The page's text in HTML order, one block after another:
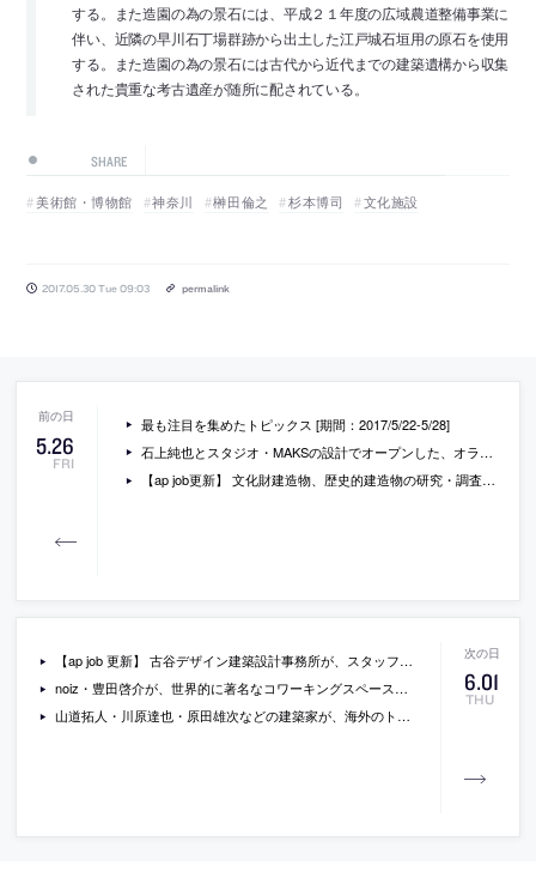
する。また造園の為の景石には、平成２１年度の広域農道整備事業に
伴い、近隣の早川石丁場群跡から出土した江戸城石垣用の原石を使用
する。また造園の為の景石には古代から近代までの建築遺構から収集
された貴重な考古遺産が随所に配されている。
SHARE
美術館・博物館 神奈川 榊田倫之 杉本博司 文化施設
2017.05.30 Tue 09:03 permalink
5.26
FRI
最も注目を集めたトピックス [期間：2017/5/22-5/28]
石上純也とスタジオ・MAKSの設計でオープンした、オランダの19世紀の公園に作られたヴィジター・センターの写真など
【ap job更新】 文化財建造物、歴史的建造物の研究・調査・設計・監理を行う「株式会社 建文」が、正社員(新卒・中途)・契約社員を募集中
6.01
THU
【ap job 更新】 古谷デザイン建築設計事務所が、スタッフを募集中
noiz・豊田啓介が、世界的に著名なコワーキングスペース運営企業・WeWorkのカイル・バーカーとの対談「WeWorkが描く 新しい不動産のかたち」
山道拓人・川原達也・原田雄次などの建築家が、海外のトイレ事情について書いているエッセイ